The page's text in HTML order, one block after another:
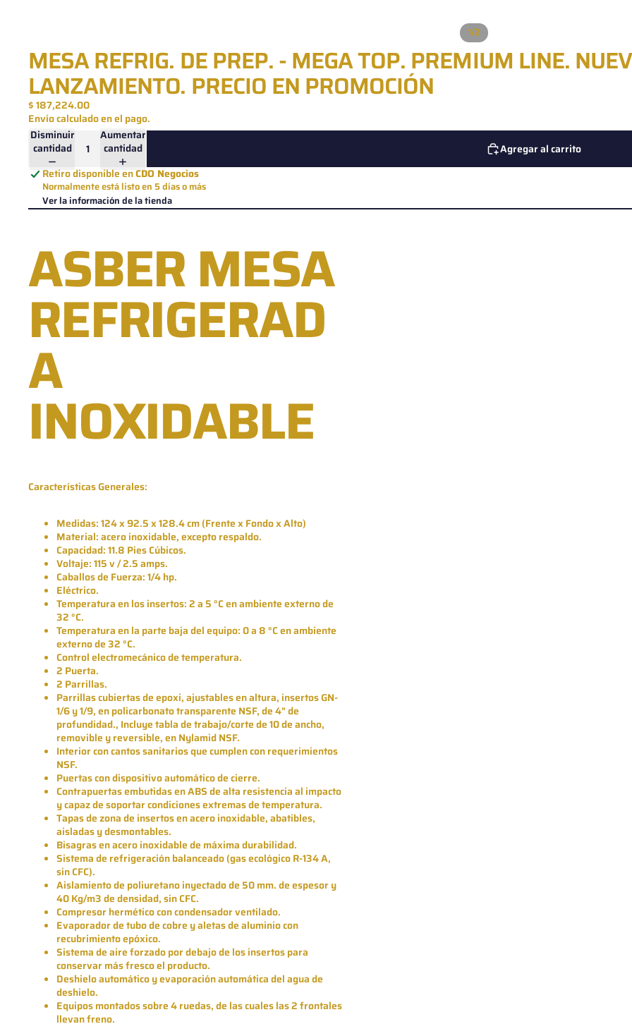
MESA REFRIG. DE PREP. - MEGA TOP. PREMIUM LINE.
LANZAMIENTO. PRECIO EN PROMOCIÓN
$ 187,224.00
Envío calculado en el pago.
Disminuir
cantidad
Aumentar
cantidad
Agregar al carrito
Retiro disponible enCDO Negocios
Normalmente está listo en 5 días o más
Ver la información de la tienda
ASBER MESA
REFRIGERAD
A
INOXIDABLE
Características Generales:
Medidas: 124 x 92.5 x 128.4 cm (Frente x Fondo x Alto)
Material: acero inoxidable, excepto respaldo.
Capacidad: 11.8 Pies Cúbicos.
Voltaje: 115 v / 2.5 amps.
Caballos de Fuerza: 1/4 hp.
Eléctrico.
Temperatura en los insertos: 2 a 5 °C en ambiente externo de
32 °C.
Temperatura en la parte baja del equipo: 0 a 8 °C en ambiente
externo de 32 °C.
Control electromecánico de temperatura.
2 Puerta.
2 Parrillas.
Parrillas cubiertas de epoxi, ajustables en altura, insertos GN-
1/6 y 1/9, en policarbonato transparente NSF, de 4" de
profundidad., Incluye tabla de trabajo/corte de 10 de ancho,
removible y reversible, en Nylamid NSF.
Interior con cantos sanitarios que cumplen con requerimientos
NSF.
Puertas con dispositivo automático de cierre.
Contrapuertas embutidas en ABS de alta resistencia al impacto
y capaz de soportar condiciones extremas de temperatura.
Tapas de zona de insertos en acero inoxidable, abatibles,
aisladas y desmontables.
Bisagras en acero inoxidable de máxima durabilidad.
Sistema de refrigeración balanceado (gas ecológico R-134 A,
sin CFC).
Aislamiento de poliuretano inyectado de 50 mm. de espesor y
40 Kg/m3 de densidad, sin CFC.
Compresor hermético con condensador ventilado.
Evaporador de tubo de cobre y aletas de aluminio con
recubrimiento epóxico.
Sistema de aire forzado por debajo de los insertos para
conservar más fresco el producto.
Deshielo automático y evaporación automática del agua de
deshielo.
Equipos montados sobre 4 ruedas, de las cuales las 2 frontales
llevan freno.
1/2